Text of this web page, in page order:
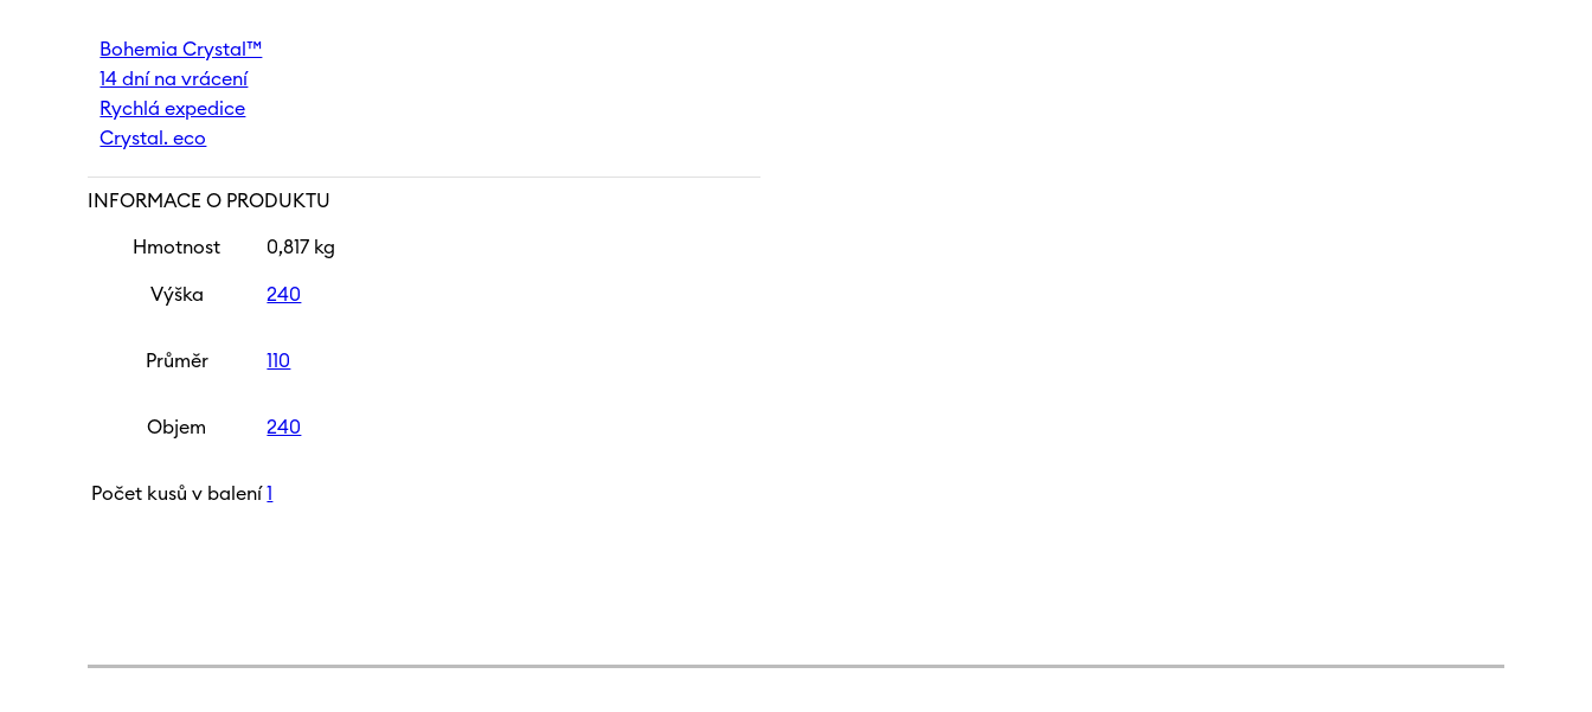
mm
Oranžová
množství
Bohemia Crystal™
14 dní na vrácení
Rychlá expedice
Crystal. eco
INFORMACE O PRODUKTU
Hmotnost 0,817 kg
Výška 240
Průměr 110
Objem 240
Počet kusů v balení 1